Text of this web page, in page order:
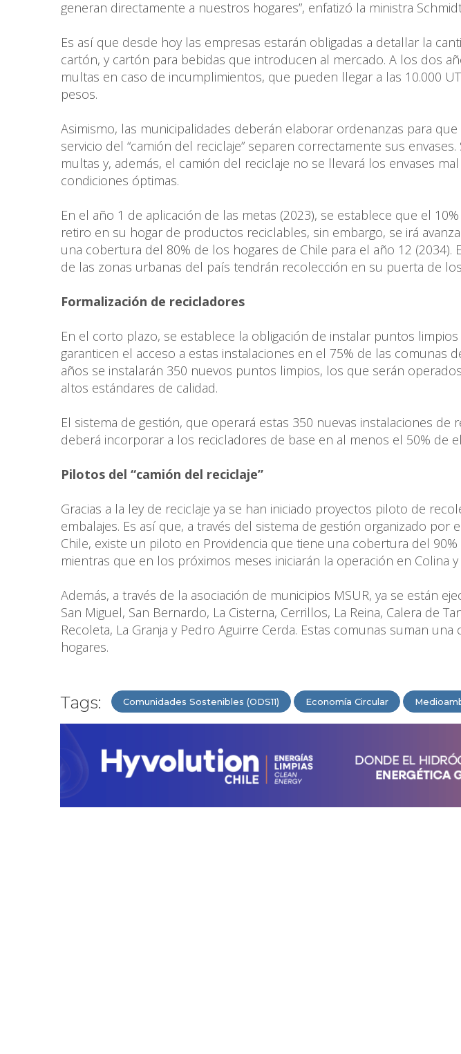
generan directamente a nuestros hogares”, enfatizó la ministra
Es así que desde hoy las empresas estarán obligadas a detallar la
cartón, y cartón para bebidas que introducen al mercado. A los dos
multas en caso de incumplimientos, que pueden llegar a las 10.000
pesos.
Asimismo, las municipalidades deberán elaborar ordenanzas para
servicio del “camión del reciclaje” separen correctamente sus
multas y, además, el camión del reciclaje no se llevará los envases
condiciones óptimas.
En el año 1 de aplicación de las metas (2023), se establece que el
retiro en su hogar de productos reciclables, sin embargo, se irá
una cobertura del 80% de los hogares de Chile para el año 12 (2034).
de las zonas urbanas del país tendrán recolección en su puerta de
Formalización de recicladores
En el corto plazo, se establece la obligación de instalar puntos
garanticen el acceso a estas instalaciones en el 75% de las comunas
años se instalarán 350 nuevos puntos limpios, los que serán
altos estándares de calidad.
El sistema de gestión, que operará estas 350 nuevas instalaciones de
deberá incorporar a los recicladores de base en al menos el 50% de
Pilotos del “camión del reciclaje”
Gracias a la ley de reciclaje ya se han iniciado proyectos piloto de
embalajes. Es así que, a través del sistema de gestión organizado por
Chile, existe un piloto en Providencia que tiene una cobertura del
mientras que en los próximos meses iniciarán la operación en Colina y
Además, a través de la asociación de municipios MSUR, ya se están
San Miguel, San Bernardo, La Cisterna, Cerrillos, La Reina, Calera de
Recoleta, La Granja y Pedro Aguirre Cerda. Estas comunas suman
hogares.
Tags: Comunidades Sostenibles (ODS11) Economía Circular